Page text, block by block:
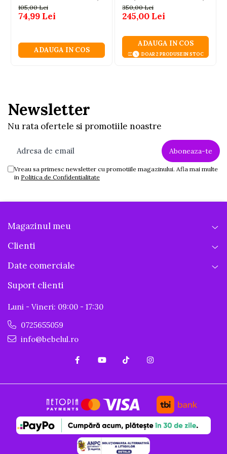
cu Lumini si Sunete, 3
ani+
105,00 Lei
74,99 Lei
ADAUGA IN COS
Suspensie cu Arcuri, Roti
din Cauciuc, 2.4GHz,
Auriu, 6 Ani+
350,00 Lei
245,00 Lei
ADAUGA IN COS
DOAR 2 PRODUSE IN STOC
Newsletter
Nu rata ofertele si promotiile noastre
Vreau sa primesc newsletter cu promotiile magazinului. Afla mai multe
in Politica de Confidentialitate
Magazinul meu
Clienti
Date comerciale
Suport clienti
Luni - Vineri: 09:00 - 17:30
0725655059
info@bebelul.ro